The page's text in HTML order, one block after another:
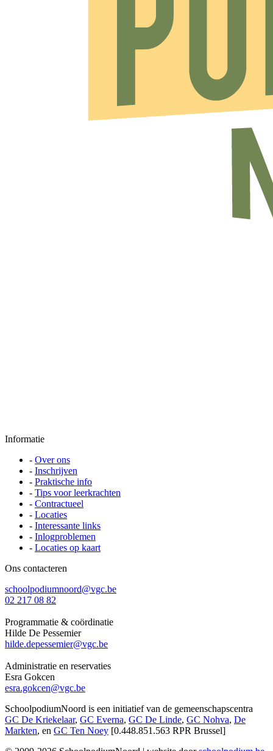
Informatie
- Over ons
- Inschrijven
- Praktische info
- Tips voor leerkrachten
- Contractueel
- Locaties
- Interessante links
- Inlogproblemen
- Locaties op kaart
Ons contacteren
schoolpodiumnoord@vgc.be
02 217 08 82
Programmatie & coördinatie
Hilde De Pessemier
hilde.depessemier@vgc.be
Administratie en reservaties
Esra Gokcen
esra.gokcen@vgc.be
SchoolpodiumNoord is een initiatief van de gemeenschapscentra
GC De Kriekelaar, GC Everna, GC De Linde, GC Nohva, De
Markten, en GC Ten Noey [0.448.851.563 RPR Brussel]